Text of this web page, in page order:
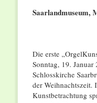
Saarlandmuseum,
Die erste
Sonntag, 19.
Schlosskirche
der Weihnachtszeit.
Kunstbetrachtung